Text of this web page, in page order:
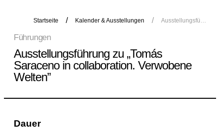
Startseite Kalender & Ausstellungen Ausstellungsführung zu „Tomás Saraceno in collaboration. Verwobene Welten”
Führungen
Ausstellungsführung zu „Tomás
Saraceno in collaboration. Verwobene
Welten”
Dauer